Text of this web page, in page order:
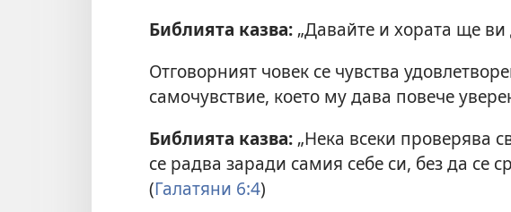
Библията казва: „Давайте и хората ще ви
Отговорният човек се чувства
самочувствие, което му дава повече
Библията казва: „Нека всеки проверява
се радва заради самия себе си, без да се
(Галатяни 6:4)